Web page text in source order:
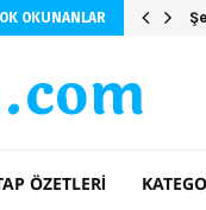
OKUNANLAR
ÖZETLERI